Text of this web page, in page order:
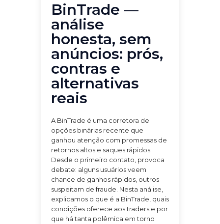
BinTrade —
análise
honesta, sem
anúncios: prós,
contras e
alternativas
reais
A BinTrade é uma corretora de
opções binárias recente que
ganhou atenção com promessas de
retornos altos e saques rápidos.
Desde o primeiro contato, provoca
debate: alguns usuários veem
chance de ganhos rápidos, outros
suspeitam de fraude. Nesta análise,
explicamos o que é a BinTrade, quais
condições oferece aos traders e por
que há tanta polêmica em torno